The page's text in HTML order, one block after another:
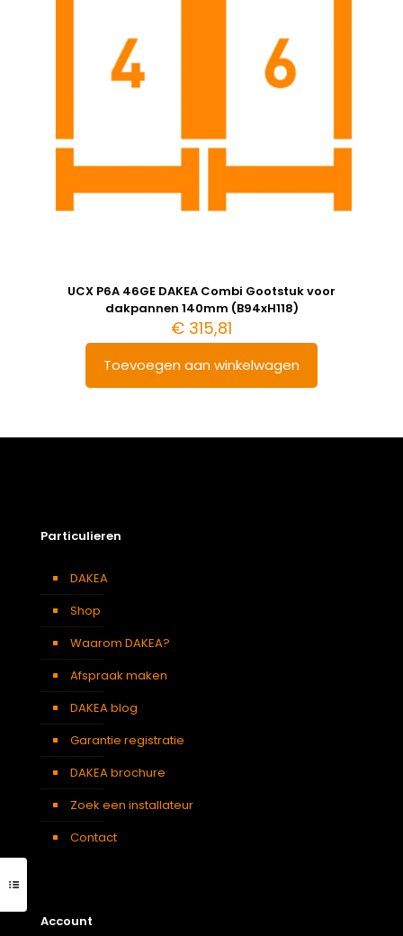
UCX P6A 46GE DAKEA Combi Gootstuk voor
dakpannen 140mm (B94xH118)
€ 315,81
Toevoegen aan winkelwagen
Particulieren
DAKEA
Shop
Waarom DAKEA?
Afspraak maken
DAKEA blog
Garantie registratie
DAKEA brochure
Zoek een installateur
Contact
Account